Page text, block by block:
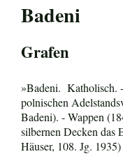
Badeni
Grafen
»Badeni. Katholisch.
polnischen
Badeni). - Wappen
silbernen Decken das
Häuser, 108. Jg. 1935)